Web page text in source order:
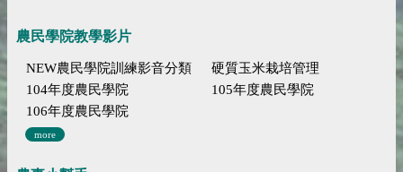
農民學院教學影片
NEW農民學院訓練影音分類
硬質玉米栽培管理
104年度農民學院
105年度農民學院
106年度農民學院
more